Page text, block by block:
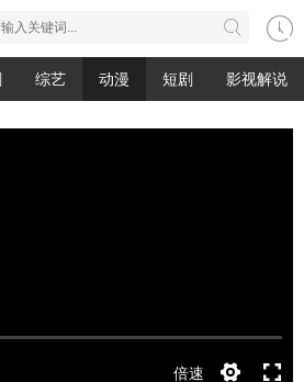
综艺 动漫 短剧 影视解说